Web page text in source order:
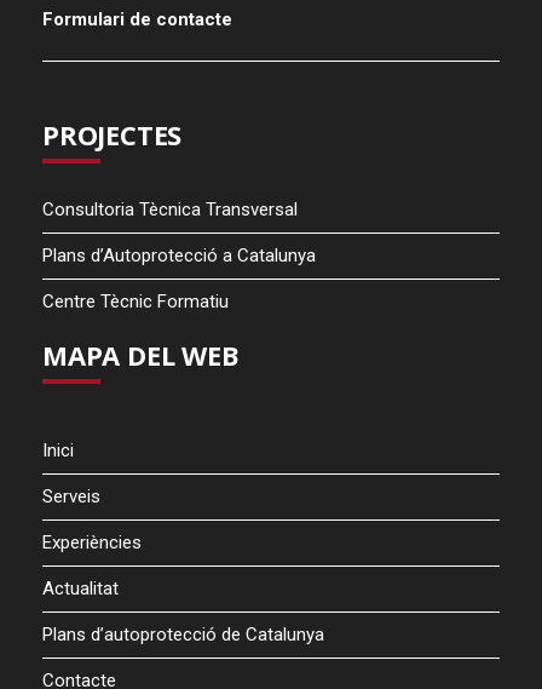
Formulari de contacte
PROJECTES
Consultoria Tècnica Transversal
Plans d’Autoprotecció a Catalunya
Centre Tècnic Formatiu
MAPA DEL WEB
Inici
Serveis
Experiències
Actualitat
Plans d’autoprotecció de Catalunya
Contacte